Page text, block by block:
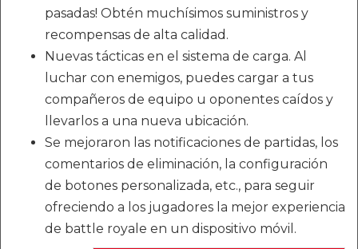
pasadas! Obtén muchísimos suministros y
recompensas de alta calidad.
Nuevas tácticas en el sistema de carga. Al
luchar con enemigos, puedes cargar a tus
compañeros de equipo u oponentes caídos y
llevarlos a una nueva ubicación.
Se mejoraron las notificaciones de partidas, los
comentarios de eliminación, la configuración
de botones personalizada, etc., para seguir
ofreciendo a los jugadores la mejor experiencia
de battle royale en un dispositivo móvil.